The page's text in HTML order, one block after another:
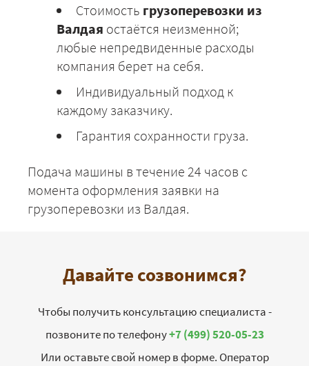
Стоимость грузоперевозки из
Валдая остаётся неизменной;
любые непредвиденные расходы
компания берет на себя.
Индивидуальный подход к
каждому заказчику.
Гарантия сохранности груза.
Подача машины в течение 24 часов с
момента оформления заявки на
грузоперевозки из Валдая.
Давайте созвонимся?
Чтобы получить консультацию специалиста -
позвоните по телефону+7 (499) 520-05-23
Или оставьте свой номер в форме. Оператор